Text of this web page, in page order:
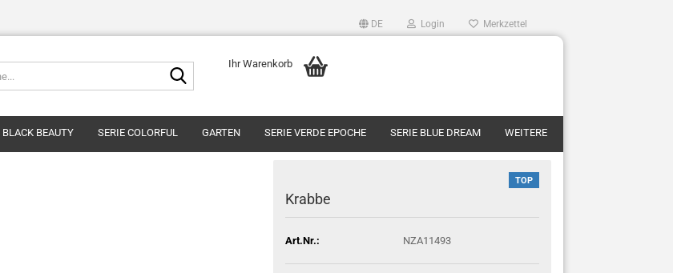
DE Login Merkzettel
Ihr Warenkorb
BLACK BEAUTY SERIE COLORFUL GARTEN SERIE VERDE EPOCHE SERIE BLUE DREAM WEITERE
TOP
Krabbe
Art.Nr.: NZA11493